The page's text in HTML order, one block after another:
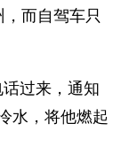
而自驾车只
过来，通知
水，将他燃起